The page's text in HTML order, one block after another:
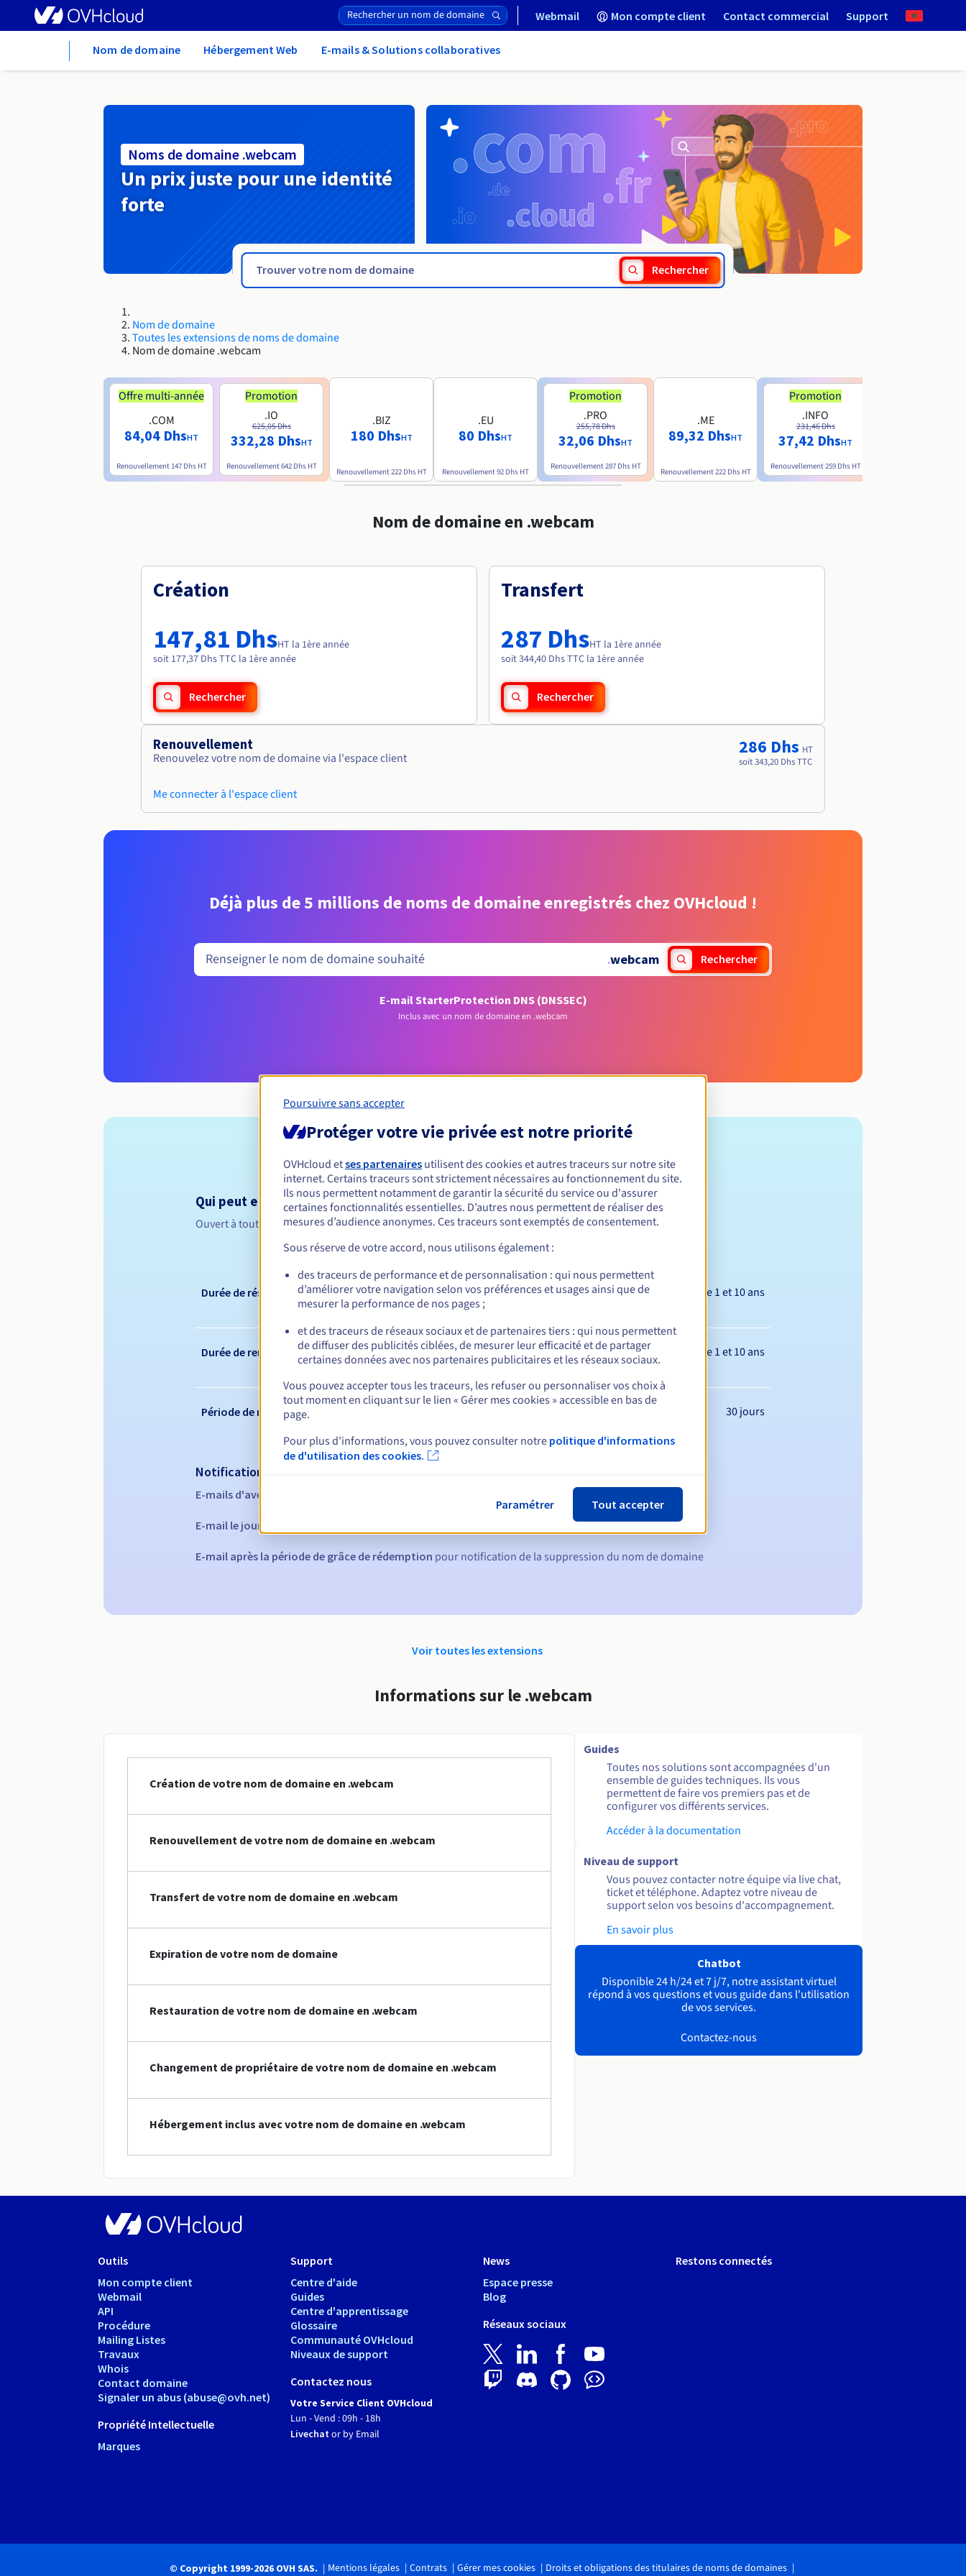
Webmail Mon compte client Contact commercial Support
Nom de domaine Hébergement Web E-mails & Solutions collaboratives
Noms de domaine .webcam
Un prix juste pour une identité
forte
Rechercher
Nom de domaine
Toutes les extensions de noms de domaine
Nom de domaine .webcam
Offre multi-année
.COM
84,04 DhsHT
Renouvellement 147 Dhs HT
Promotion
.IO
625,05 Dhs
332,28 DhsHT
Renouvellement642 Dhs HT
.BIZ
180 DhsHT
Renouvellement222 Dhs HT
.EU
80 DhsHT
Renouvellement92 Dhs HT
Promotion
.PRO
255,78 Dhs
32,06 DhsHT
Renouvellement287 Dhs HT
.ME
89,32 DhsHT
Renouvellement222 Dhs HT
Promotion
.INFO
231,46 Dhs
37,42 DhsHT
Renouvellement259 Dhs HT
Nom de domaine en .webcam
Création
147,81 DhsHT la 1ère année
soit 177,37 Dhs TTC la 1ère année
Rechercher
Transfert
287 DhsHT la 1ère année
soit 344,40 Dhs TTC la 1ère année
Rechercher
Renouvellement
Renouvelez votre nom de domaine via l'espace client
Me connecter à l'espace client
286 Dhs HT
soit 343,20 Dhs TTC
Déjà plus de 5 millions de noms de domaine enregistrés chez OVHcloud !
.webcam Rechercher
E-mail StarterProtection DNS (DNSSEC)
Inclus avec un nom de domaine en .webcam
Conditions d'éligibilité
Qui peut enregistrer un .webcam ?
Ouvert à toutes les personnes physiques ou morales, sans restriction géographique.
Règles de gestion et notifications
Durée de réservation Entre 1 et 10 ans
Durée de renouvellement Entre 1 et 10 ans
Période de rédemption 30 jours
Notifications automatiques :
E-mails d'avertissement :
E-mail le jour de l'expiration pour notification de la suspension du nom de domaine
E-mail après la période de grâce de rédemption pour notification de la suppression du nom de domaine
Voir toutes les extensions
Informations sur le .webcam
Création de votre nom de domaine en .webcam
Renouvellement de votre nom de domaine en .webcam
Transfert de votre nom de domaine en .webcam
Expiration de votre nom de domaine
Restauration de votre nom de domaine en .webcam
Changement de propriétaire de votre nom de domaine en .webcam
Hébergement inclus avec votre nom de domaine en .webcam
Guides
Toutes nos solutions sont accompagnées d'un
ensemble de guides techniques. Ils vous
permettent de faire vos premiers pas et de
configurer vos différents services.
Accéder à la documentation
Niveau de support
Vous pouvez contacter notre équipe via live chat,
ticket et téléphone. Adaptez votre niveau de
support selon vos besoins d'accompagnement.
En savoir plus
Chatbot
Disponible 24 h/24 et 7 j/7, notre assistant virtuel
répond à vos questions et vous guide dans l'utilisation
de vos services.
Contactez-nous
Outils
Mon compte client
Webmail
API
Procédure
Mailing Listes
Travaux
Whois
Contact domaine
Signaler un abus (abuse@ovh.net)
Propriété Intellectuelle
Marques
Support
Centre d'aide
Guides
Centre d'apprentissage
Glossaire
Communauté OVHcloud
Niveaux de support
Contactez nous
Votre Service Client OVHcloud
Lun - Vend : 09h - 18h
Livechat or by Email
News
Espace presse
Blog
Réseaux sociaux
Restons connectés
© Copyright 1999-2026 OVH SAS. Mentions légales Contrats Gérer mes cookies Droits et obligations des titulaires de noms de domaines
Poursuivre sans accepter
Protéger votre vie privée est notre priorité
OVHcloud etses partenaires utilisent des cookies et autres traceurs sur notre site
internet. Certains traceurs sont strictement nécessaires au fonctionnement du site.
Ils nous permettent notamment de garantir la sécurité du service ou d'assurer
certaines fonctionnalités essentielles. D’autres nous permettent de réaliser des
mesures d’audience anonymes. Ces traceurs sont exemptés de consentement.
Sous réserve de votre accord, nous utilisons également :
des traceurs de performance et de personnalisation : qui nous permettent
d’améliorer votre navigation selon vos préférences et usages ainsi que de
mesurer la performance de nos pages ;
et des traceurs de réseaux sociaux et de partenaires tiers : qui nous permettent
de diffuser des publicités ciblées, de mesurer leur efficacité et de partager
certaines données avec nos partenaires publicitaires et les réseaux sociaux.
Vous pouvez accepter tous les traceurs, les refuser ou personnaliser vos choix à
tout moment en cliquant sur le lien « Gérer mes cookies » accessible en bas de
page.
Pour plus d’informations, vous pouvez consulter notre politique d'informations
de d'utilisation des cookies.
Paramétrer Tout accepter